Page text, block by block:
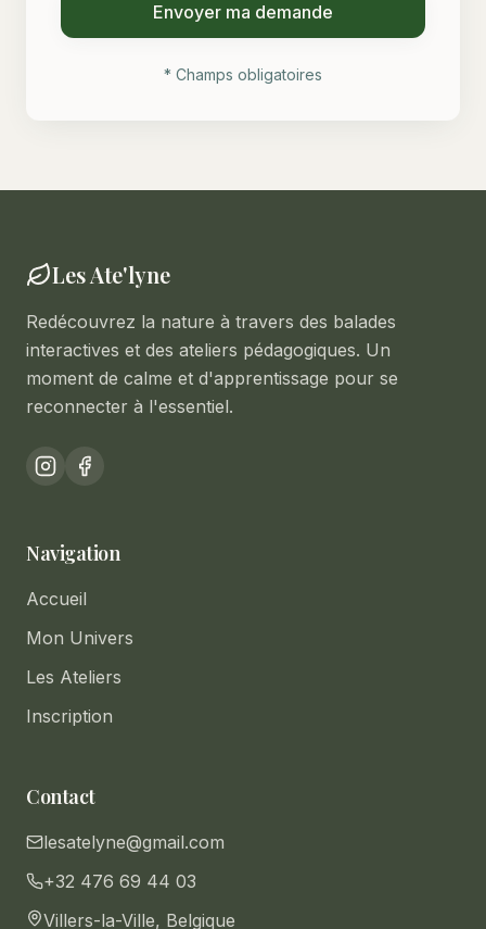
Envoyer ma demande
* Champs obligatoires
Les Ate'lyne
Redécouvrez la nature à travers des balades
interactives et des ateliers pédagogiques. Un
moment de calme et d'apprentissage pour se
reconnecter à l'essentiel.
Navigation
Accueil
Mon Univers
Les Ateliers
Inscription
Contact
lesatelyne@gmail.com
+32 476 69 44 03
Villers-la-Ville, Belgique